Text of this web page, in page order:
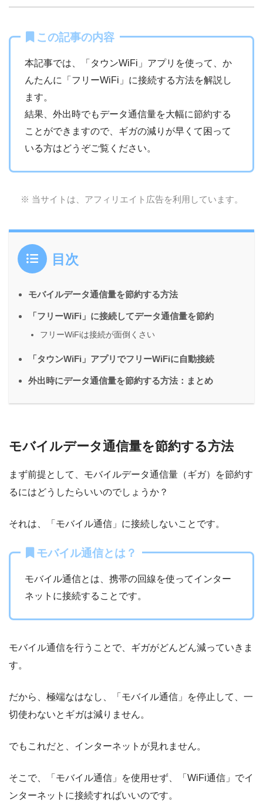
この記事の内容
本記事では、「タウンWiFi」アプリを使って、か
んたんに「フリーWiFi」に接続する方法を解説し
ます。
結果、外出時でもデータ通信量を大幅に節約する
ことができますので、ギガの減りが早くて困って
いる方はどうぞご覧ください。
※ 当サイトは、アフィリエイト広告を利用しています。
目次
モバイルデータ通信量を節約する方法
「フリーWiFi」に接続してデータ通信量を節約
フリーWiFiは接続が面倒くさい
「タウンWiFi」アプリでフリーWiFiに自動接続
外出時にデータ通信量を節約する方法：まとめ
モバイルデータ通信量を節約する方法
まず前提として、モバイルデータ通信量（ギガ）を節約す
るにはどうしたらいいのでしょうか？
それは、「モバイル通信」に接続しないことです。
モバイル通信とは？
モバイル通信とは、携帯の回線を使ってインター
ネットに接続することです。
モバイル通信を行うことで、ギガがどんどん減っていきま
す。
だから、極端なはなし、「モバイル通信」を停止して、一
切使わないとギガは減りません。
でもこれだと、インターネットが見れません。
そこで、「モバイル通信」を使用せず、「WiFi通信」でイ
ンターネットに接続すればいいのです。